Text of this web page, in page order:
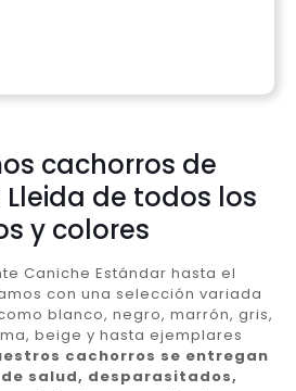
cachorros de
de todos los
y colores
Caniche Estándar hasta el
con una selección variada
blanco, negro, marrón, gris,
beige y hasta ejemplares
cachorros se entregan
salud, desparasitados,